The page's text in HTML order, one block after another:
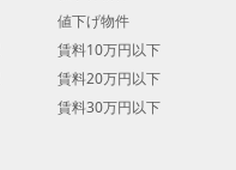
値下げ物件
賃料10万円以下
賃料20万円以下
賃料30万円以下